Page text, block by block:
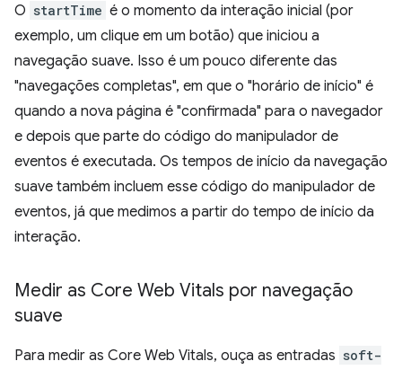
O startTime é o momento da interação inicial (por
exemplo, um clique em um botão) que iniciou a
navegação suave. Isso é um pouco diferente das
"navegações completas", em que o "horário de início" é
quando a nova página é "confirmada" para o navegador
e depois que parte do código do manipulador de
eventos é executada. Os tempos de início da navegação
suave também incluem esse código do manipulador de
eventos, já que medimos a partir do tempo de início da
interação.
Medir as Core Web Vitals por navegação
suave
Para medir as Core Web Vitals, ouça as entradas soft-